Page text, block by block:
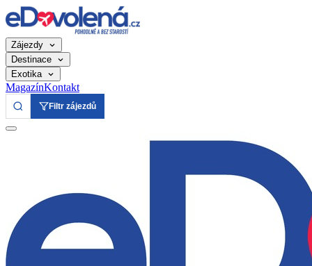
Zájezdy
Destinace
Exotika
MagazínKontakt
Filtr zájezdů